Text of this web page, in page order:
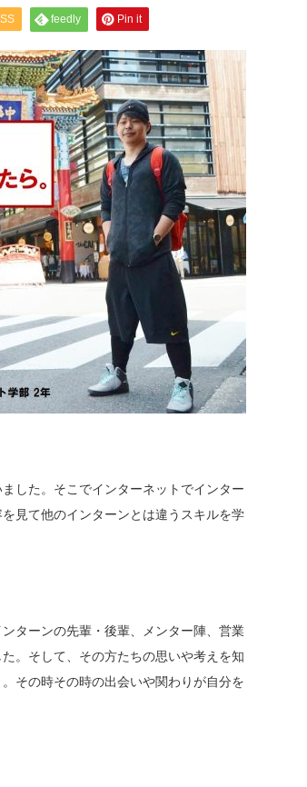
feedly Pin it
した。そこでインターネットでインター
見て他のインターンとは違うスキルを学
ターンの先輩・後輩、メンター陣、営業
。そして、その方たちの思いや考えを知
その時その時の出会いや関わりが自分を